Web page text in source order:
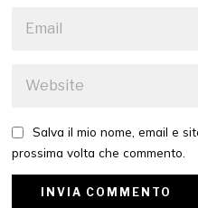
Salva il mio nome, email e
prossima volta che commento.